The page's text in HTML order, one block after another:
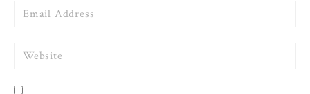
Email
Website